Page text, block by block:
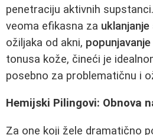
penetraciju aktivnih
veoma efikasna za uklanjanje
ožiljaka od akni,
tonusa kože, čineći je
posebno za problematičnu i
Hemijski Pilingovi: Obnova
Za one koji žele dramatično